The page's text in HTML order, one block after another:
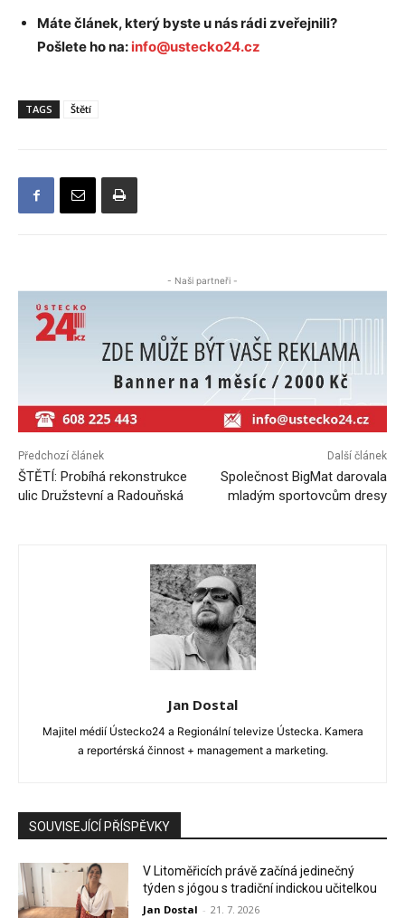
Máte článek, který byste u nás rádi zveřejnili?
Pošlete ho na: info@ustecko24.cz
TAGS Štětí
- Naši partneři -
Předchozí článek
ŠTĚTÍ: Probíhá rekonstrukce
ulic Družstevní a Radouňská
Další článek
Společnost BigMat darovala
mladým sportovcům dresy
Jan Dostal
Majitel médií Ústecko24 a Regionální televize Ústecka. Kamera
a reportérská činnost + management a marketing.
SOUVISEJÍCÍ PŘÍSPĚVKY
V Litoměřicích právě začíná jedinečný
týden s jógou s tradiční indickou učitelkou
Jan Dostal - 21. 7. 2026